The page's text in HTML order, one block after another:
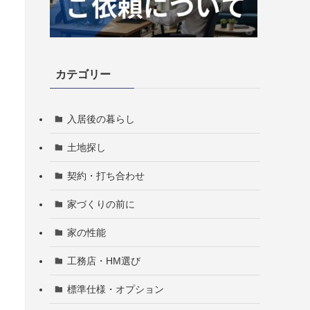
カテゴリー
入居後の暮らし
土地探し
契約・打ち合わせ
家づくりの前に
家の性能
工務店・HM選び
標準仕様・オプション